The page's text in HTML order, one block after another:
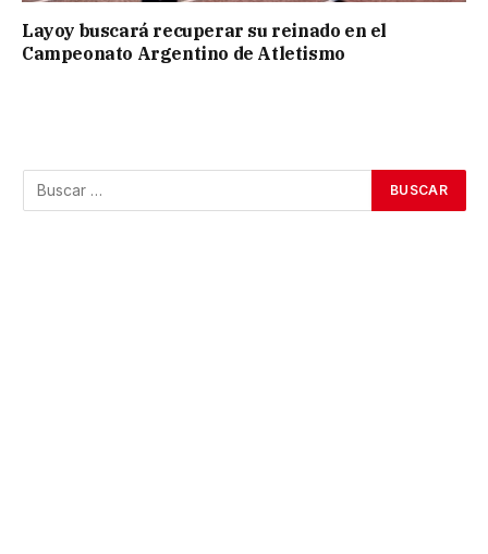
Layoy buscará recuperar su reinado en el
Campeonato Argentino de Atletismo